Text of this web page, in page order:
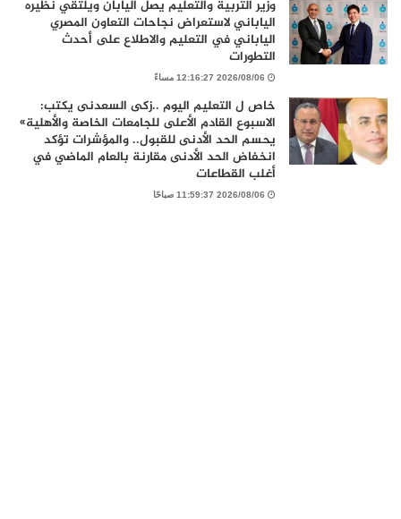
وزير التربية والتعليم يصل اليابان ويلتقي نظيره
الياباني لاستعراض نجاحات التعاون المصري
الياباني في التعليم والاطلاع على أحدث
التطورات
2026/08/06 12:16:27 مساءً
خاص ل التعليم اليوم ..زكى السعدنى يكتب:
الاسبوع القادم الأعلى للجامعات الخاصة والأهلية»
يحسم الحد الأدنى للقبول.. والمؤشرات تؤكد
انخفاض الحد الأدنى مقارنة بالعام الماضي في
أغلب القطاعات
2026/08/06 11:59:37 صباحًا